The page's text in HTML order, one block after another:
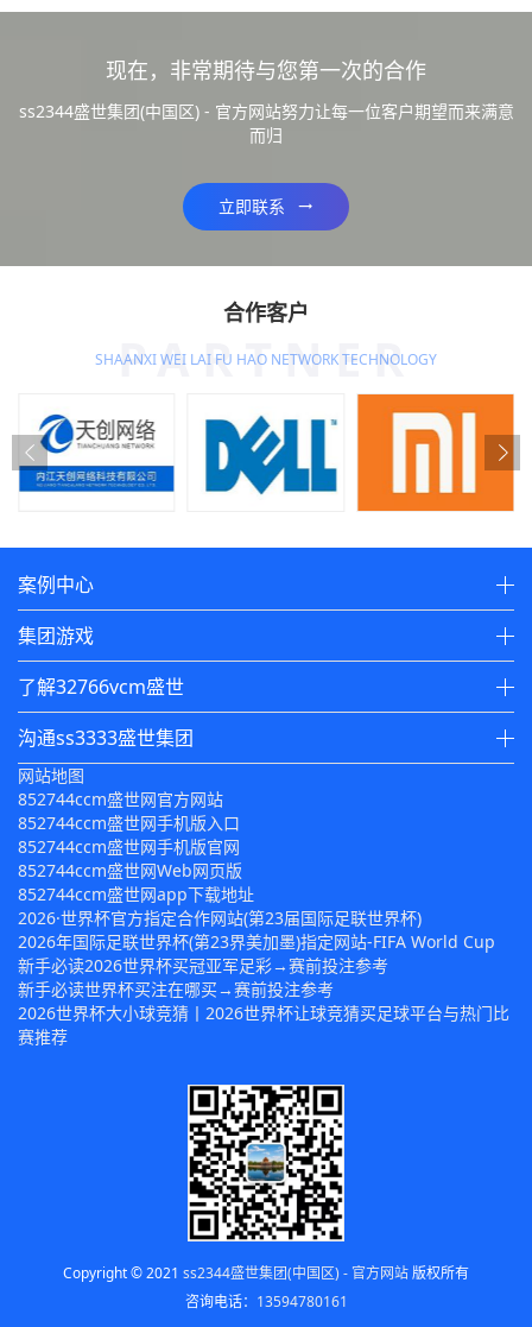
现在，非常期待与您第一次的合作
ss2344盛世集团(中国区) - 官方网站努力让每一位客户期望而来满意
而归
立即联系
合作客户
PARTNER
SHAANXI WEI LAI FU HAO NETWORK TECHNOLOGY
案例中心
集团游戏
了解32766vcm盛世
沟通ss3333盛世集团
网站地图
852744ccm盛世网官方网站
852744ccm盛世网手机版入口
852744ccm盛世网手机版官网
852744ccm盛世网Web网页版
852744ccm盛世网app下载地址
2026·世界杯官方指定合作网站(第23届国际足联世界杯)
2026年国际足联世界杯(第23界美加墨)指定网站-FIFA World Cup
新手必读2026世界杯买冠亚军足彩→赛前投注参考
新手必读世界杯买注在哪买→赛前投注参考
2026世界杯大小球竞猜丨2026世界杯让球竞猜买足球平台与热门比
赛推荐
Copyright © 2021 ss2344盛世集团(中国区) - 官方网站版权所有
咨询电话： 13594780161